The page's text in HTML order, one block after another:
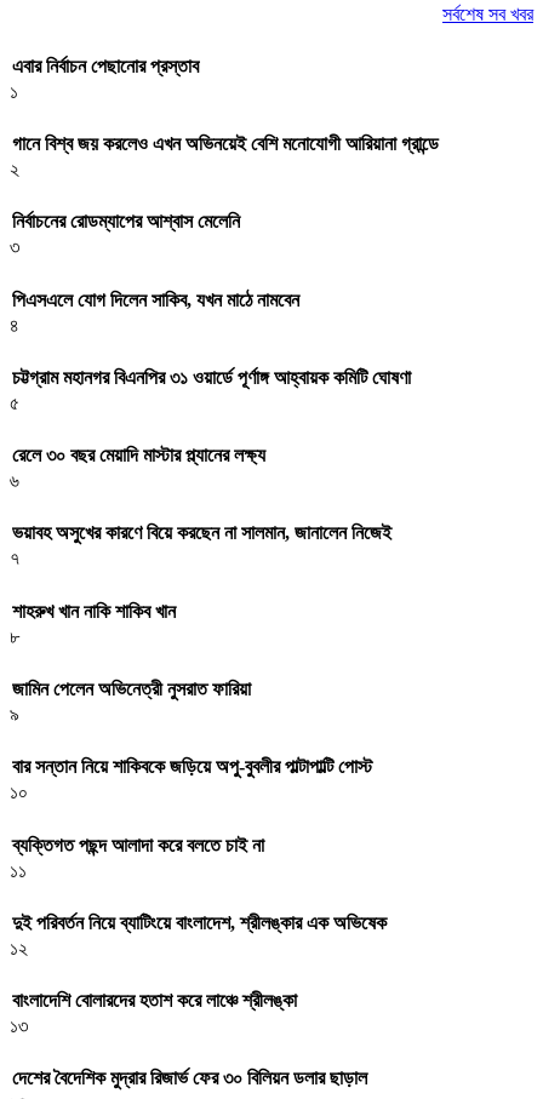
সর্বশেষ সব খবর
এবার নির্বাচন পেছানোর প্রস্তাব
১
গানে বিশ্ব জয় করলেও এখন অভিনয়েই বেশি মনোযোগী আরিয়ানা গ্রান্ডে
২
নির্বাচনের রোডম্যাপের আশ্বাস মেলেনি
৩
পিএসএলে যোগ দিলেন সাকিব, যখন মাঠে নামবেন
৪
চট্টগ্রাম মহানগর বিএনপির ৩১ ওয়ার্ডে পূর্ণাঙ্গ আহ্বায়ক কমিটি ঘোষণা
৫
রেলে ৩০ বছর মেয়াদি মাস্টার প্ল্যানের লক্ষ্য
৬
ভয়াবহ অসুখের কারণে বিয়ে করছেন না সালমান, জানালেন নিজেই
৭
শাহরুখ খান নাকি শাকিব খান
৮
জামিন পেলেন অভিনেত্রী নুসরাত ফারিয়া
৯
বার সন্তান নিয়ে শাকিবকে জড়িয়ে অপু-বুবলীর পাল্টাপাল্টি পোস্ট
১০
ব্যক্তিগত পছন্দ আলাদা করে বলতে চাই না
১১
দুই পরিবর্তন নিয়ে ব্যাটিংয়ে বাংলাদেশ, শ্রীলঙ্কার এক অভিষেক
১২
বাংলাদেশি বোলারদের হতাশ করে লাঞ্চে শ্রীলঙ্কা
১৩
দেশের বৈদেশিক মুদ্রার রিজার্ভ ফের ৩০ বিলিয়ন ডলার ছাড়াল